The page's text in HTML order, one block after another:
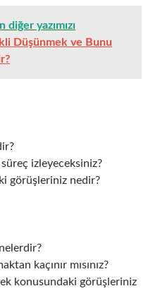
yazımızı
Düşünmek ve Bunu
izleyeceksiniz?
görüşleriniz nedir?
kaçınır mısınız?
konusundaki görüşleriniz